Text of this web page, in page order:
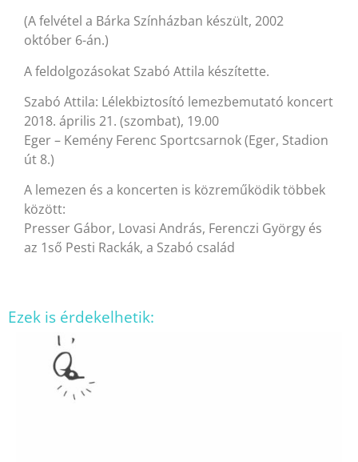
(A felvétel a Bárka Színházban készült, 2002
október 6-án.)
A feldolgozásokat Szabó Attila készítette.
Szabó Attila: Lélekbiztosító lemezbemutató koncert
2018. április 21. (szombat), 19.00
Eger – Kemény Ferenc Sportcsarnok (Eger, Stadion
út 8.)
A lemezen és a koncerten is közreműködik többek
között:
Presser Gábor, Lovasi András, Ferenczi György és
az 1ső Pesti Rackák, a Szabó család
Ezek is érdekelhetik: